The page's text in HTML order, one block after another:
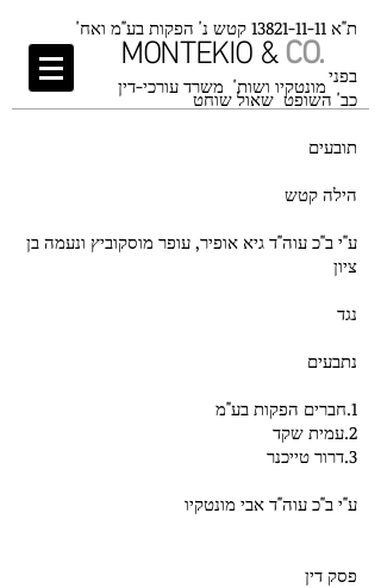
MONTEKIO &CO.
מונטקיו ושות' משרד עורכי-דין
ת"א 13821-11-11 קטש נ' הפקות בע"מ ואח'
בפני
כב' השופט שאול שוחט
תובעים
הילה קטש
ע"י ב"כ עוה"ד גיא אופיר, עופר מוסקוביץ ונעמה בן
ציון
נגד
נתבעים
1.חברים הפקות בע"מ
2.עמית שקד
3.דרור טייכנר
ע"י ב"כ עוה"ד אבי מונטקיו
פסק דין